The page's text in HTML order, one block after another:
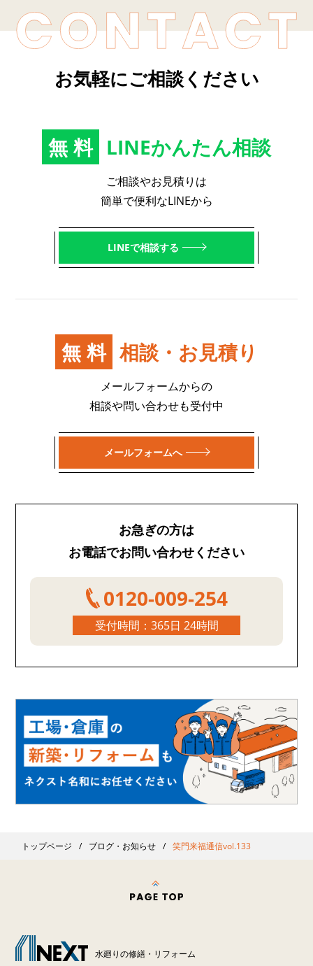
お気軽にご相談ください
無料 LINEかんたん相談
ご相談やお見積りは
簡単で便利なLINEから
LINEで相談する
無料 相談・お見積り
メールフォームからの
相談や問い合わせも受付中
メールフォームへ
お急ぎの方は
お電話でお問い合わせください
0120-009-254
受付時間：365日 24時間
トップページ ブログ・お知らせ 笑門来福通信vol.133
水廻りの修繕・リフォーム